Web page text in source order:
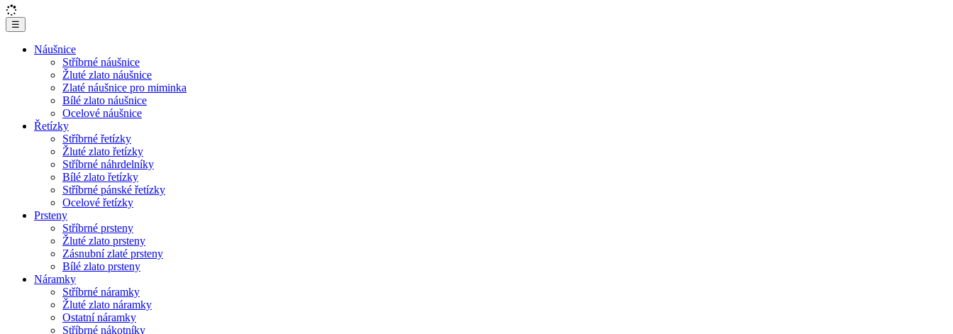
☰
Náušnice
Stříbrné náušnice
Žluté zlato náušnice
Zlaté náušnice pro miminka
Bílé zlato náušnice
Ocelové náušnice
Řetízky
Stříbrné řetízky
Žluté zlato řetízky
Stříbrné náhrdelníky
Bílé zlato řetízky
Stříbrné pánské řetízky
Ocelové řetízky
Prsteny
Stříbrné prsteny
Žluté zlato prsteny
Zásnubní zlaté prsteny
Bílé zlato prsteny
Náramky
Stříbrné náramky
Žluté zlato náramky
Ostatní náramky
Stříbrné nákotníky